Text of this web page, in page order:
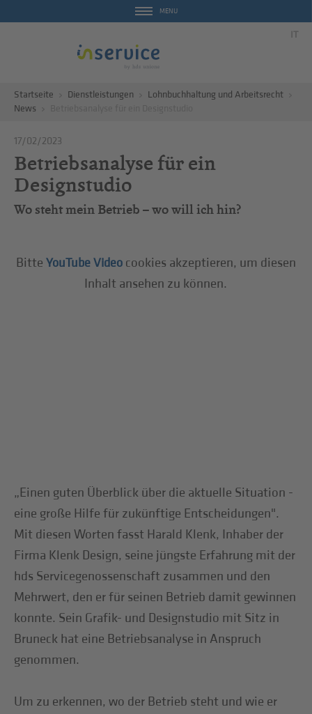
MENU
IT
Startseite Dienstleistungen
Lohnbuchhaltung und Arbeitsrecht
News
17/02/2023
Betriebsanalyse für ein
Designstudio
Wo steht mein Betrieb – wo will ich hin?
Bitte YouTube Videocookies akzeptieren, um diesen
Inhalt ansehen zu können.
„Einen guten Überblick über die aktuelle Situation -
eine große Hilfe für zukünftige Entscheidungen".
Mit diesen Worten fasst Harald Klenk, Inhaber der
Firma Klenk Design, seine jüngste Erfahrung mit der
hds Servicegenossenschaft zusammen und den
Mehrwert, den er für seinen Betrieb damit gewinnen
konnte. Sein Grafik- und Designstudio mit Sitz in
Bruneck hat eine Betriebsanalyse in Anspruch
genommen.
Um zu erkennen, wo der Betrieb steht und wie er